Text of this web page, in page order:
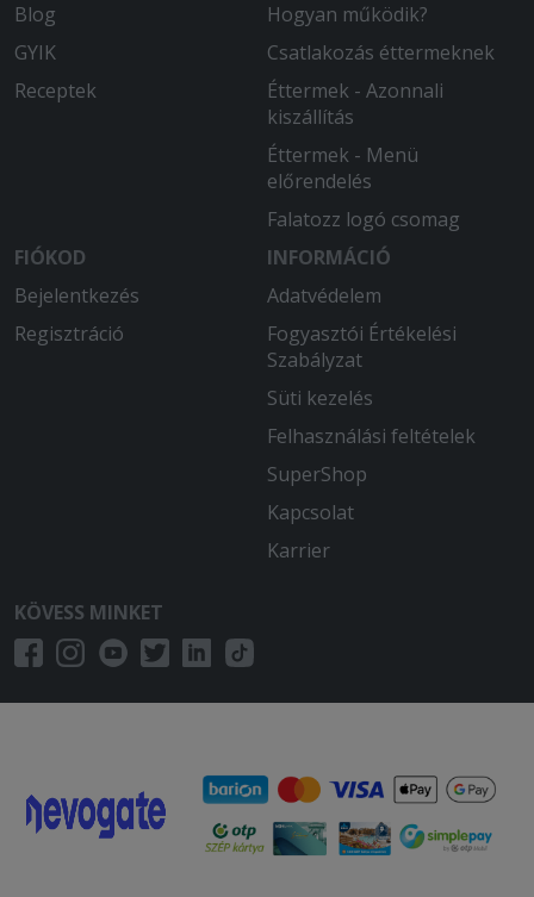
Blog
GYIK
Receptek
Hogyan működik?
Csatlakozás éttermeknek
Éttermek - Azonnali
kiszállítás
Éttermek - Menü
előrendelés
Falatozz logó csomag
FIÓKOD
Bejelentkezés
Regisztráció
INFORMÁCIÓ
Adatvédelem
Fogyasztói Értékelési
Szabályzat
Süti kezelés
Felhasználási feltételek
SuperShop
Kapcsolat
Karrier
KÖVESS MINKET